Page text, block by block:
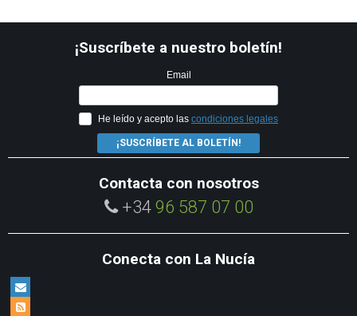
¡Suscríbete a nuestro boletín!
Email
He leído y acepto las condiciones legales
¡SUSCRÍBETE AL BOLETÍN!
Contacta con nosotros
+34 96 587 07 00
Conecta con La Nucía